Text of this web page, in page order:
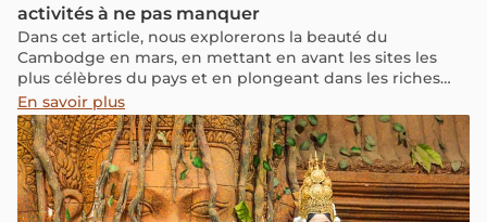
activités à ne pas manquer
Dans cet article, nous explorerons la beauté du
Cambodge en mars, en mettant en avant les sites les
plus célèbres du pays et en plongeant dans les riches
expériences culturelles qui vous attendent. Préparez-
vous à découvrir pourquoi il est idéal de visiter le
Cambodge en mars.
En savoir plus